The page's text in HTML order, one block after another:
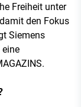
Freiheit unter
den Fokus
Siemens